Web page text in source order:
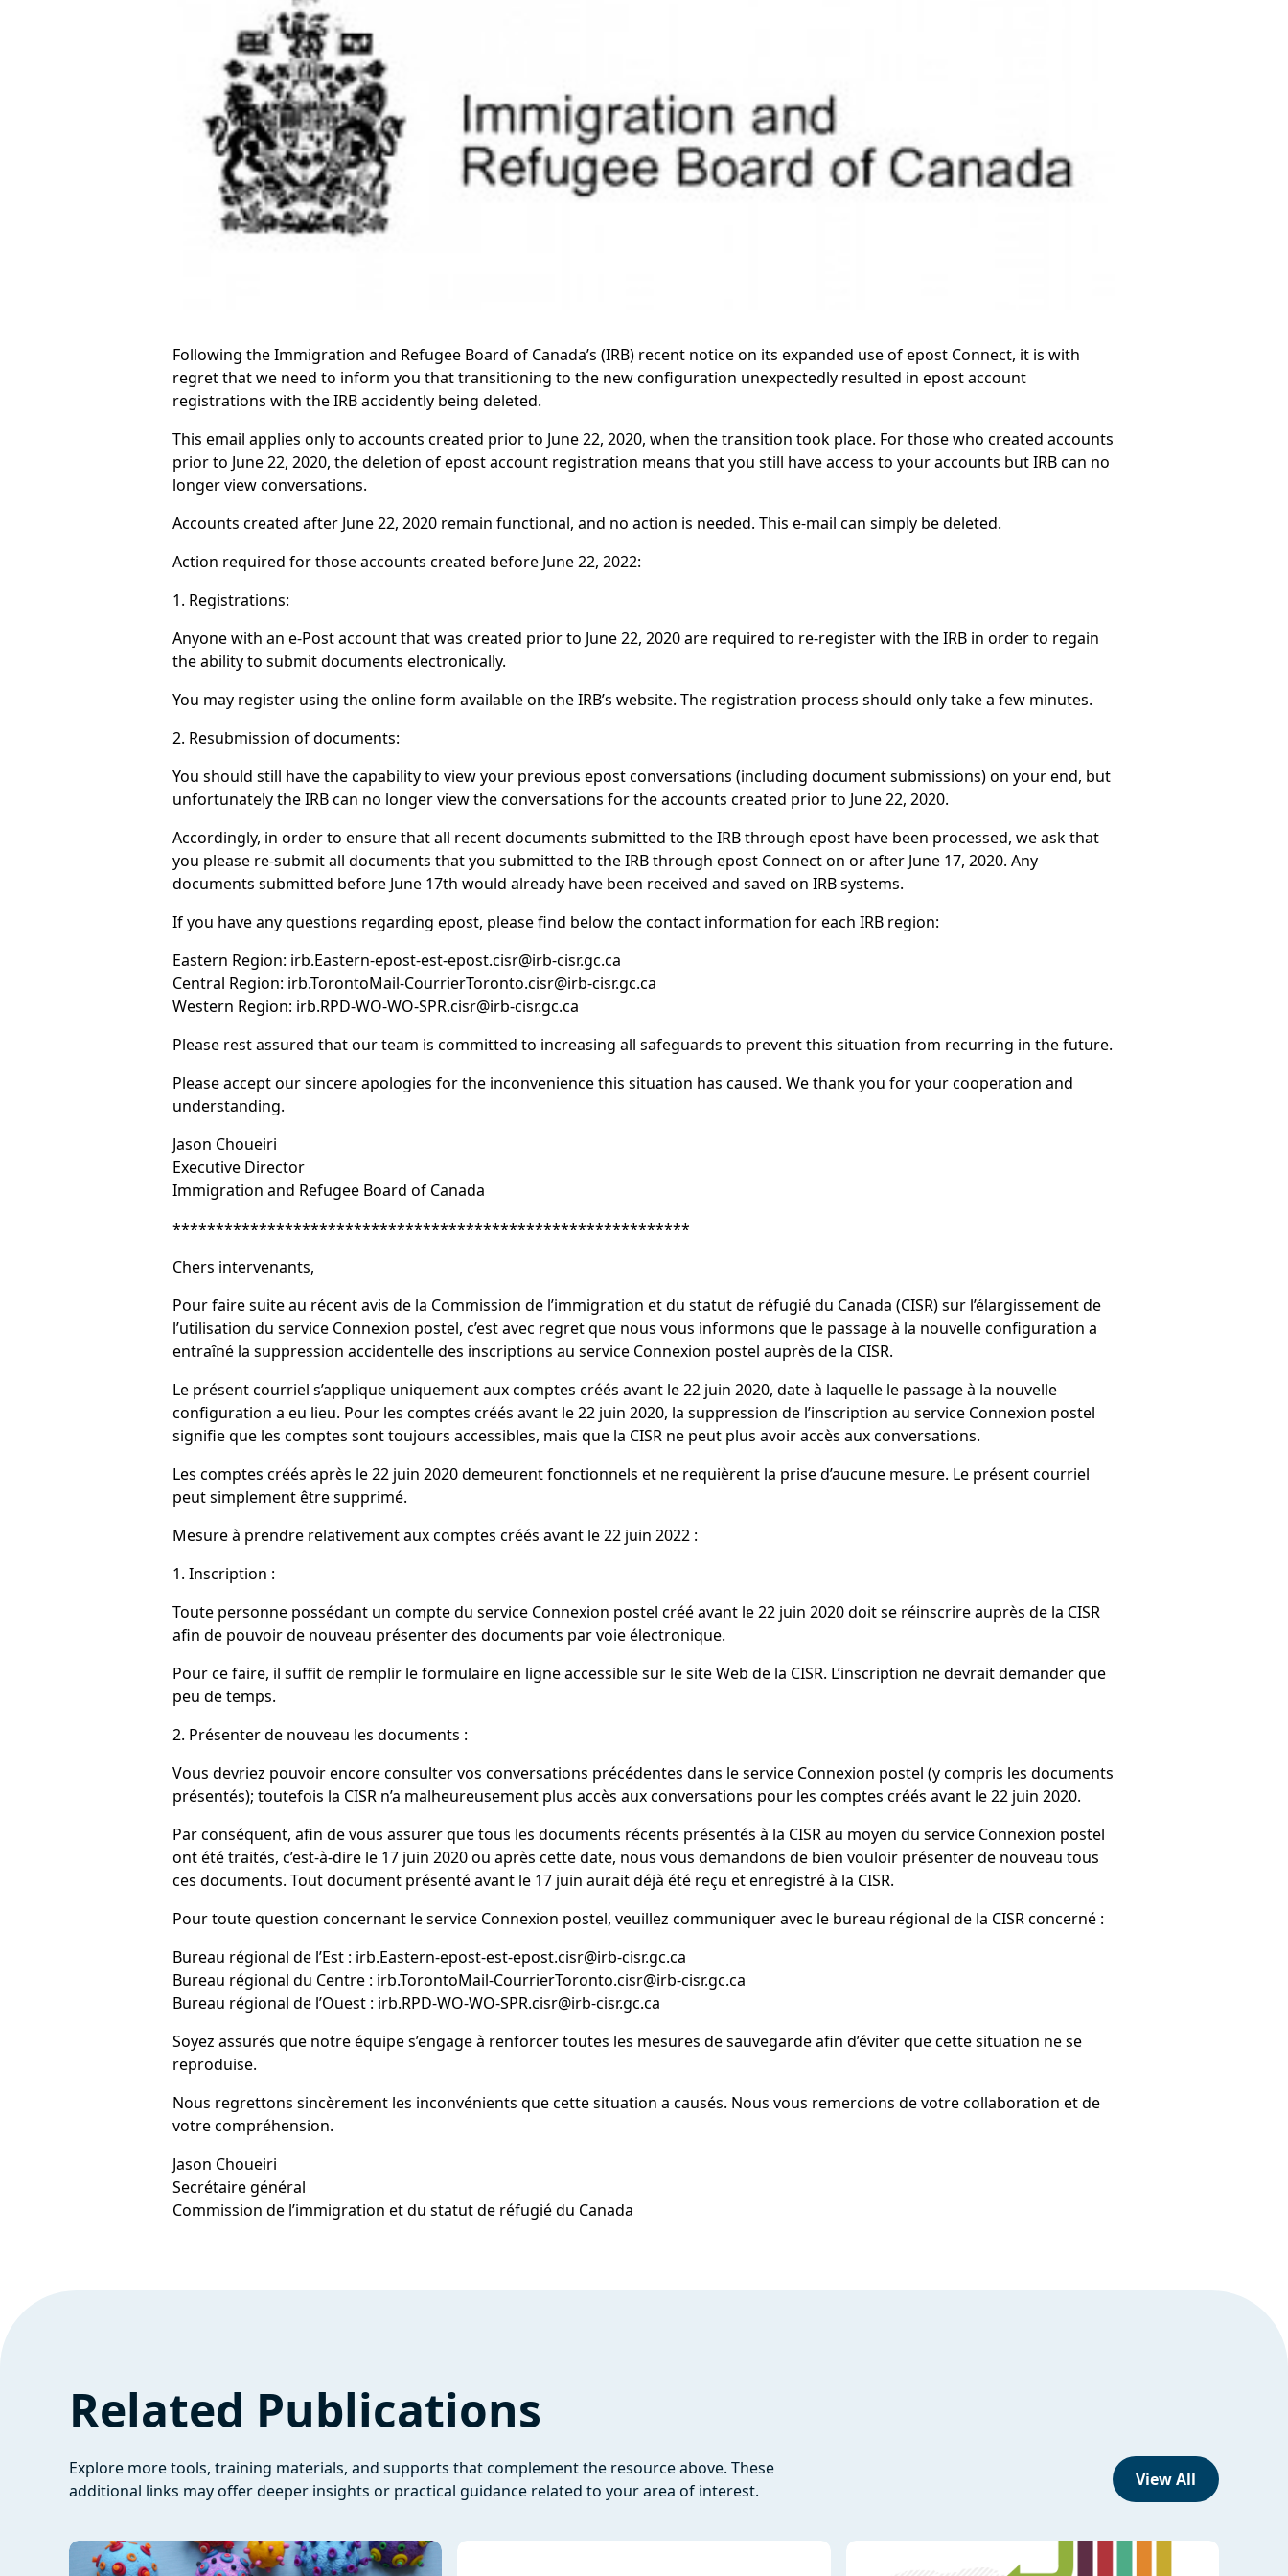
Following the Immigration and Refugee Board of Canada’s (IRB) recent notice on its expanded use of epost Connect, it is with
regret that we need to inform you that transitioning to the new configuration unexpectedly resulted in epost account
registrations with the IRB accidently being deleted.
This email applies only to accounts created prior to June 22, 2020, when the transition took place. For those who created accounts
prior to June 22, 2020, the deletion of epost account registration means that you still have access to your accounts but IRB can no
longer view conversations.
Accounts created after June 22, 2020 remain functional, and no action is needed. This e-mail can simply be deleted.
Action required for those accounts created before June 22, 2022:
1. Registrations:
Anyone with an e-Post account that was created prior to June 22, 2020 are required to re-register with the IRB in order to regain
the ability to submit documents electronically.
You may register using the online form available on the IRB’s website. The registration process should only take a few minutes.
2. Resubmission of documents:
You should still have the capability to view your previous epost conversations (including document submissions) on your end, but
unfortunately the IRB can no longer view the conversations for the accounts created prior to June 22, 2020.
Accordingly, in order to ensure that all recent documents submitted to the IRB through epost have been processed, we ask that
you please re-submit all documents that you submitted to the IRB through epost Connect on or after June 17, 2020. Any
documents submitted before June 17th would already have been received and saved on IRB systems.
If you have any questions regarding epost, please find below the contact information for each IRB region:
Eastern Region: irb.Eastern-epost-est-epost.cisr@irb-cisr.gc.ca
Central Region: irb.TorontoMail-CourrierToronto.cisr@irb-cisr.gc.ca
Western Region: irb.RPD-WO-WO-SPR.cisr@irb-cisr.gc.ca
Please rest assured that our team is committed to increasing all safeguards to prevent this situation from recurring in the future.
Please accept our sincere apologies for the inconvenience this situation has caused. We thank you for your cooperation and
understanding.
Jason Choueiri
Executive Director
Immigration and Refugee Board of Canada
************************************************************
Chers intervenants,
Pour faire suite au récent avis de la Commission de l’immigration et du statut de réfugié du Canada (CISR) sur l’élargissement de
l’utilisation du service Connexion postel, c’est avec regret que nous vous informons que le passage à la nouvelle configuration a
entraîné la suppression accidentelle des inscriptions au service Connexion postel auprès de la CISR.
Le présent courriel s’applique uniquement aux comptes créés avant le 22 juin 2020, date à laquelle le passage à la nouvelle
configuration a eu lieu. Pour les comptes créés avant le 22 juin 2020, la suppression de l’inscription au service Connexion postel
signifie que les comptes sont toujours accessibles, mais que la CISR ne peut plus avoir accès aux conversations.
Les comptes créés après le 22 juin 2020 demeurent fonctionnels et ne requièrent la prise d’aucune mesure. Le présent courriel
peut simplement être supprimé.
Mesure à prendre relativement aux comptes créés avant le 22 juin 2022 :
1. Inscription :
Toute personne possédant un compte du service Connexion postel créé avant le 22 juin 2020 doit se réinscrire auprès de la CISR
afin de pouvoir de nouveau présenter des documents par voie électronique.
Pour ce faire, il suffit de remplir le formulaire en ligne accessible sur le site Web de la CISR. L’inscription ne devrait demander que
peu de temps.
2. Présenter de nouveau les documents :
Vous devriez pouvoir encore consulter vos conversations précédentes dans le service Connexion postel (y compris les documents
présentés); toutefois la CISR n’a malheureusement plus accès aux conversations pour les comptes créés avant le 22 juin 2020.
Par conséquent, afin de vous assurer que tous les documents récents présentés à la CISR au moyen du service Connexion postel
ont été traités, c’est-à-dire le 17 juin 2020 ou après cette date, nous vous demandons de bien vouloir présenter de nouveau tous
ces documents. Tout document présenté avant le 17 juin aurait déjà été reçu et enregistré à la CISR.
Pour toute question concernant le service Connexion postel, veuillez communiquer avec le bureau régional de la CISR concerné :
Bureau régional de l’Est : irb.Eastern-epost-est-epost.cisr@irb-cisr.gc.ca
Bureau régional du Centre : irb.TorontoMail-CourrierToronto.cisr@irb-cisr.gc.ca
Bureau régional de l’Ouest : irb.RPD-WO-WO-SPR.cisr@irb-cisr.gc.ca
Soyez assurés que notre équipe s’engage à renforcer toutes les mesures de sauvegarde afin d’éviter que cette situation ne se
reproduise.
Nous regrettons sincèrement les inconvénients que cette situation a causés. Nous vous remercions de votre collaboration et de
votre compréhension.
Jason Choueiri
Secrétaire général
Commission de l’immigration et du statut de réfugié du Canada
Related Publications
Explore more tools, training materials, and supports that complement the resource above. These
additional links may offer deeper insights or practical guidance related to your area of interest.
View All